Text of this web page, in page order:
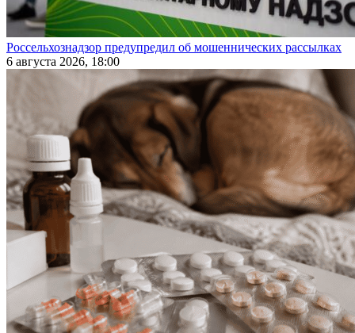
Россельхознадзор предупредил об мошеннических рассылках
6 августа 2026, 18:00